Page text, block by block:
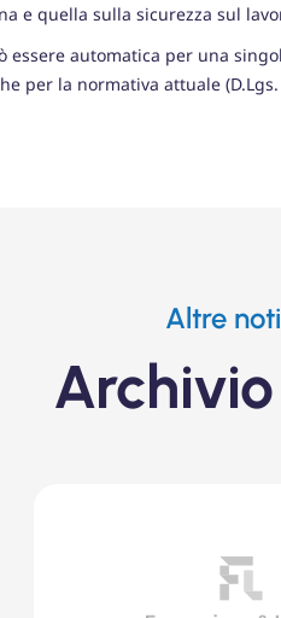
e quella sulla sicurezza sul
automatica per una
per la normativa attuale (D.Lgs.
Altre